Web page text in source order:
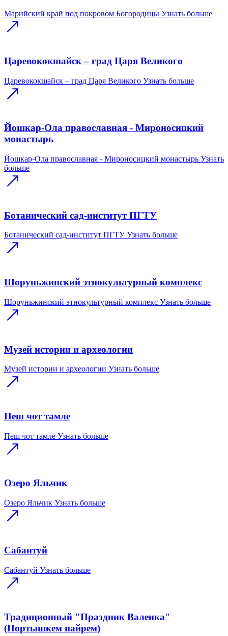
Марийский край под покровом Богородицы Узнать больше
Царевококшайск – град Царя Великого
Царевококшайск – град Царя Великого Узнать больше
Йошкар-Ола православная - Мироносицкий
монастырь
Йошкар-Ола православная - Мироносицкий монастырь Узнать
больше
Ботанический сад-институт ПГТУ
Ботанический сад-институт ПГТУ Узнать больше
Шоруньжинский этнокультурный комплекс
Шоруньжинский этнокультурный комплекс Узнать больше
Музей истории и археологии
Музей истории и археологии Узнать больше
Пеш чот тамле
Пеш чот тамле Узнать больше
Озеро Яльчик
Озеро Яльчик Узнать больше
Сабантуй
Сабантуй Узнать больше
Традиционный "Праздник Валенка"
(Портышкем пайрем)